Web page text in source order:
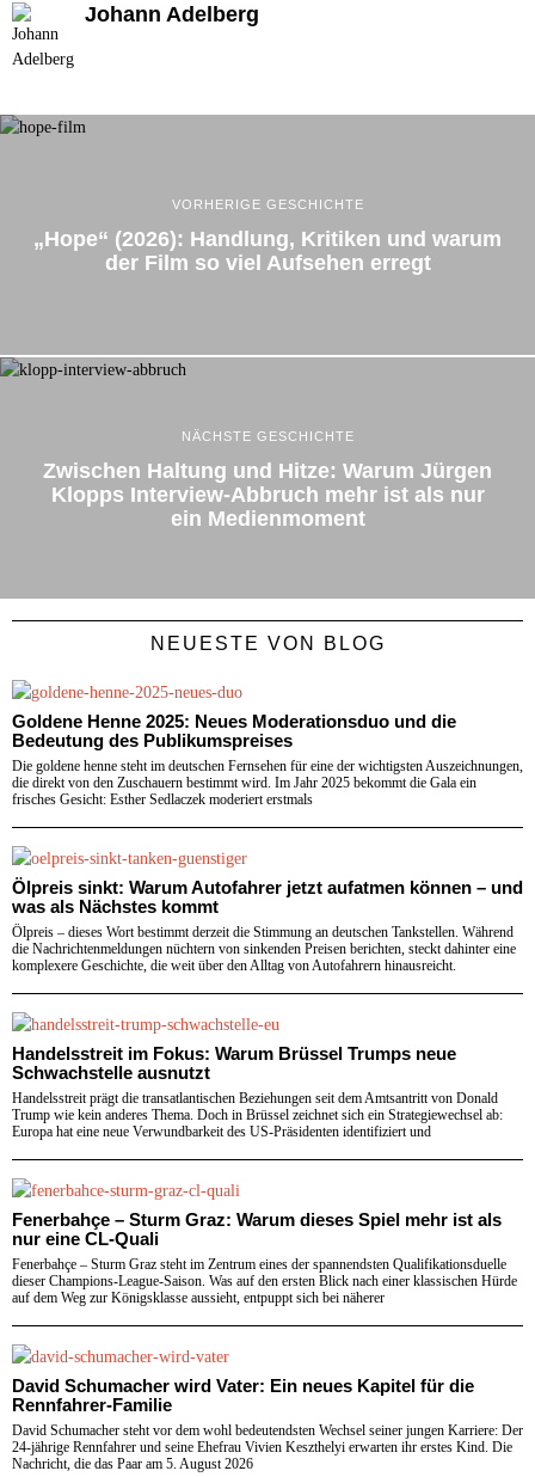
Johann Adelberg
VORHERIGE GESCHICHTE
„Hope“ (2026): Handlung, Kritiken und warum
der Film so viel Aufsehen erregt
NÄCHSTE GESCHICHTE
Zwischen Haltung und Hitze: Warum Jürgen
Klopps Interview-Abbruch mehr ist als nur
ein Medienmoment
NEUESTE VON BLOG
Goldene Henne 2025: Neues Moderationsduo und die
Bedeutung des Publikumspreises
Die goldene henne steht im deutschen Fernsehen für eine der wichtigsten Auszeichnungen,
die direkt von den Zuschauern bestimmt wird. Im Jahr 2025 bekommt die Gala ein
frisches Gesicht: Esther Sedlaczek moderiert erstmals
Ölpreis sinkt: Warum Autofahrer jetzt aufatmen können – und
was als Nächstes kommt
Ölpreis – dieses Wort bestimmt derzeit die Stimmung an deutschen Tankstellen. Während
die Nachrichtenmeldungen nüchtern von sinkenden Preisen berichten, steckt dahinter eine
komplexere Geschichte, die weit über den Alltag von Autofahrern hinausreicht.
Handelsstreit im Fokus: Warum Brüssel Trumps neue
Schwachstelle ausnutzt
Handelsstreit prägt die transatlantischen Beziehungen seit dem Amtsantritt von Donald
Trump wie kein anderes Thema. Doch in Brüssel zeichnet sich ein Strategiewechsel ab:
Europa hat eine neue Verwundbarkeit des US-Präsidenten identifiziert und
Fenerbahçe – Sturm Graz: Warum dieses Spiel mehr ist als
nur eine CL-Quali
Fenerbahçe – Sturm Graz steht im Zentrum eines der spannendsten Qualifikationsduelle
dieser Champions-League-Saison. Was auf den ersten Blick nach einer klassischen Hürde
auf dem Weg zur Königsklasse aussieht, entpuppt sich bei näherer
David Schumacher wird Vater: Ein neues Kapitel für die
Rennfahrer-Familie
David Schumacher steht vor dem wohl bedeutendsten Wechsel seiner jungen Karriere: Der
24-jährige Rennfahrer und seine Ehefrau Vivien Keszthelyi erwarten ihr erstes Kind. Die
Nachricht, die das Paar am 5. August 2026